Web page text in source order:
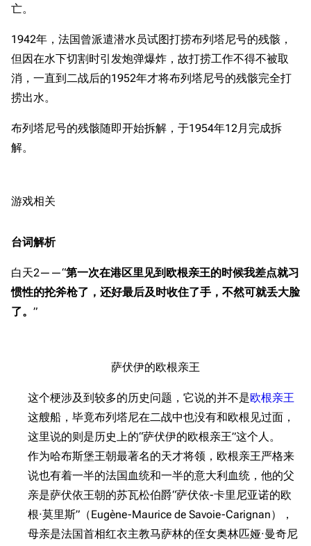
头像
勋章
音乐
提督府
收藏室
餐厅与料理
学院与战术
放映厅
战区支队基地
考据勘误汇总
游戏BUG汇总
术语词典
舰船归宿一览
舰名溯源
蒸汽轮机基础
美海军惯导系统
意大利军舰一览
旧日本八八舰队
旧日本军舰一览
近代中国图纸舰
解放军主战舰艇
卫星观测
历次场刊
参与画师
亡。
1942年，法国曾派遣潜水员试图打捞布列塔尼号的残骸，
但因在水下切割时引发炮弹爆炸，故打捞工作不得不被取
消，一直到二战后的1952年才将布列塔尼号的残骸完全打
捞出水。
布列塔尼号的残骸随即开始拆解，于1954年12月完成拆
解。
游戏相关
台词解析
白天2——“第一次在港区里见到欧根亲王的时候我差点就习
惯性的抡斧枪了，还好最后及时收住了手，不然可就丢大脸
了。 ”
萨伏伊的欧根亲王
这个梗涉及到较多的历史问题，它说的并不是欧根亲王
这艘船，毕竟布列塔尼在二战中也没有和欧根见过面，
这里说的则是历史上的“萨伏伊的欧根亲王”这个人。
作为哈布斯堡王朝最著名的天才将领，欧根亲王严格来
说也有着一半的法国血统和一半的意大利血统，他的父
亲是萨伏依王朝的苏瓦松伯爵“萨伏依-卡里尼亚诺的欧
根·莫里斯”（Eugène-Maurice de Savoie-Carignan），
母亲是法国首相红衣主教马萨林的侄女奥林匹娅·曼奇尼